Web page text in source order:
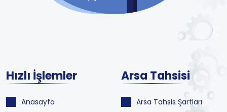
Hızlı İşlemler
Anasayfa
Arsa Tahsisi
Arsa Tahsis Şartları